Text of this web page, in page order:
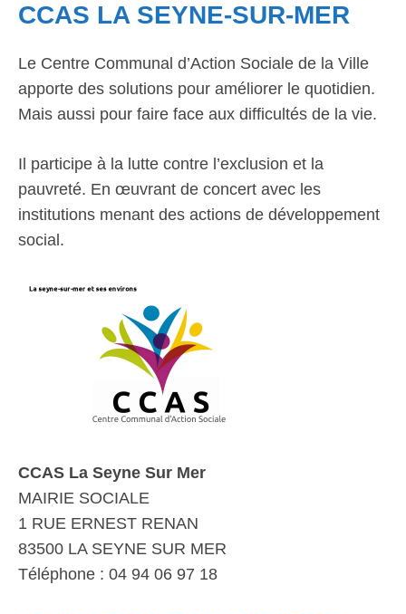
CCAS LA SEYNE-SUR-MER
Le Centre Communal d’Action Sociale de la Ville
apporte des solutions pour améliorer le quotidien.
Mais aussi pour faire face aux difficultés de la vie.
Il participe à la lutte contre l’exclusion et la
pauvreté. En œuvrant de concert avec les
institutions menant des actions de développement
social.
CCAS La Seyne Sur Mer
MAIRIE SOCIALE
1 RUE ERNEST RENAN
83500 LA SEYNE SUR MER
Téléphone : 04 94 06 97 18